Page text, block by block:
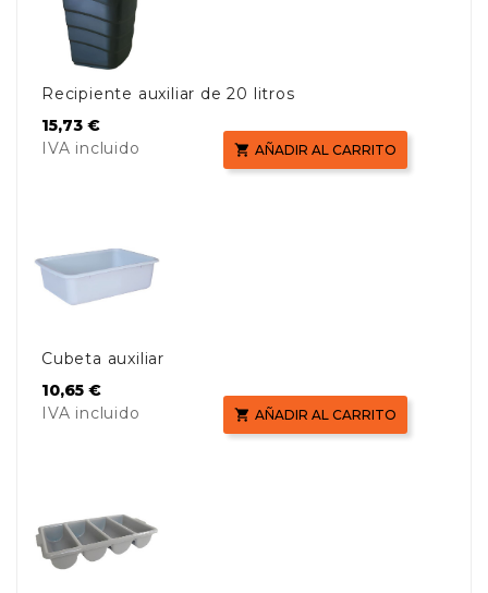
Recipiente auxiliar de 20 litros
Precio
15,73 €
IVA incluido
 AÑADIR AL CARRITO
Cubeta auxiliar
Precio
10,65 €
IVA incluido
 AÑADIR AL CARRITO